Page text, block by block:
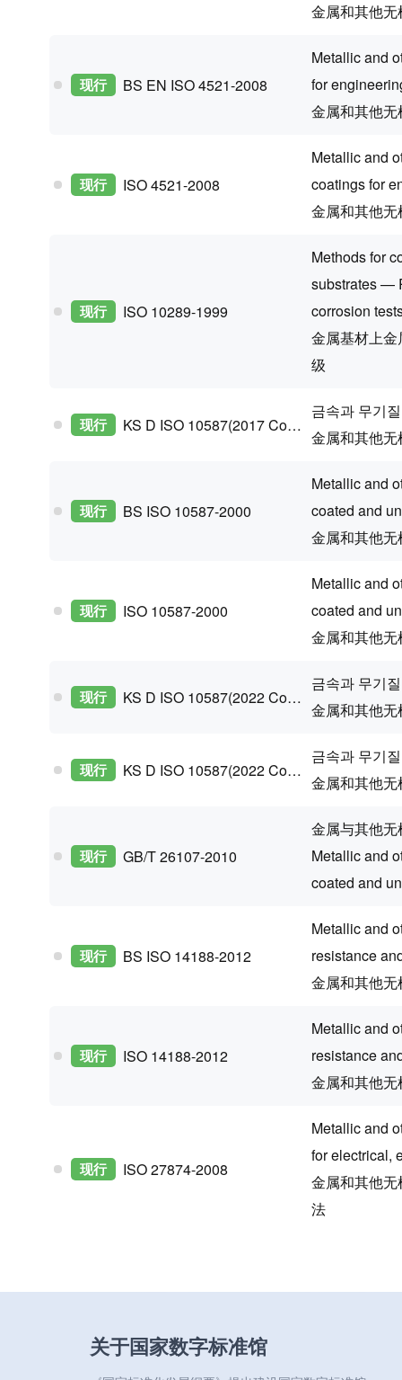
金属和其他
现行 BS EN ISO 4521-2008
Metallic and
for
金属和其他
现行 ISO 4521-2008
Metallic and
coatings for
金属和其他
现行 ISO 10289-1999
Methods for
substrates —
corrosion
金属基材上
级
现行 KS D ISO 10587(2017 Confirm)
금속과 무기
金属和其他
现行 BS ISO 10587-2000
Metallic and
coated and
金属和其他
现行 ISO 10587-2000
Metallic and
coated and
金属和其他
现行 KS D ISO 10587(2022 Confirm)
금속과 무기
金属和其他
现行 KS D ISO 10587(2022 Confirm)
금속과 무기
金属和其他
现行 GB/T 26107-2010
金属与其他
Metallic and
coated and
现行 BS ISO 14188-2012
Metallic and
resistance
金属和其他
现行 ISO 14188-2012
Metallic and
resistance
金属和其他
现行 ISO 27874-2008
Metallic and
for electrical,
金属和其他
法
关于国家数字标准馆